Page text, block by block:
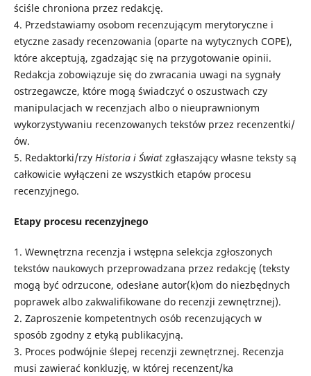
ściśle chroniona przez redakcję.
4. Przedstawiamy osobom recenzującym merytoryczne i
etyczne zasady recenzowania (oparte na wytycznych COPE),
które akceptują, zgadzając się na przygotowanie opinii.
Redakcja zobowiązuje się do zwracania uwagi na sygnały
ostrzegawcze, które mogą świadczyć o oszustwach czy
manipulacjach w recenzjach albo o nieuprawnionym
wykorzystywaniu recenzowanych tekstów przez recenzentki/
ów.
5. Redaktorki/rzy Historia i Światzgłaszający własne teksty są
całkowicie wyłączeni ze wszystkich etapów procesu
recenzyjnego.
Etapy procesu recenzyjnego
1. Wewnętrzna recenzja i wstępna selekcja zgłoszonych
tekstów naukowych przeprowadzana przez redakcję (teksty
mogą być odrzucone, odesłane autor(k)om do niezbędnych
poprawek albo zakwalifikowane do recenzji zewnętrznej).
2. Zaproszenie kompetentnych osób recenzujących w
sposób zgodny z etyką publikacyjną.
3. Proces podwójnie ślepej recenzji zewnętrznej. Recenzja
musi zawierać konkluzję, w której recenzent/ka